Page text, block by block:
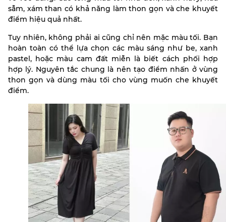
sẫm, xám than có khả năng làm thon gọn và che khuyết
điểm hiệu quả nhất.
Tuy nhiên, không phải ai cũng chỉ nên mặc màu tối. Bạn
hoàn toàn có thể lựa chọn các màu sáng như be, xanh
pastel, hoặc màu cam đất miễn là biết cách phối hợp
hợp lý. Nguyên tắc chung là nên tạo điểm nhấn ở vùng
thon gọn và dùng màu tối cho vùng muốn che khuyết
điểm.